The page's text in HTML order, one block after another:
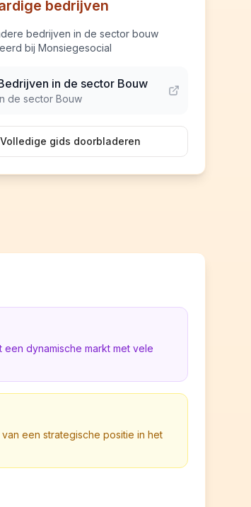
bedrijven
bedrijven in de sector bouw
bij Monsiegesocial
in de sector Bouw
de sector Bouw
Volledige gids doorbladeren
dynamische markt met vele
een strategische positie in het